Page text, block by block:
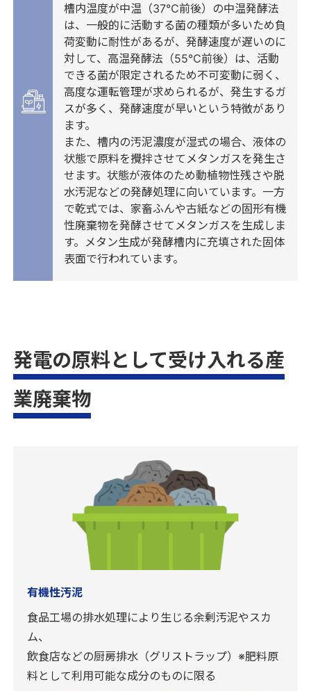
槽内温度が中温（37℃前後）の中温発酵法
は、一般的に活動する菌の種類が多いため負
荷変動に耐性があるが、発酵速度が遅いのに
対して、高温発酵法（55℃前後）は、活動
できる菌が限定されるため不可変動に弱く、
高度な運転管理が求められるが、発生するガ
スが多く、発酵速度が早いという特徴があり
ます。
また、槽内の汚泥濃度が湿式の場合、液体の
状態で原料を攪拌させてメタンガスを発生さ
せます。状態が液体のため動植物性残さや脱
水汚泥などの発酵処理に向いています。一方
で乾式では、家畜ふんや古紙などの固形有機
性廃棄物を発酵させてメタンガスを生成しま
す。メタン生成が発酵槽内に充填された固体
表面で行われています。
発電の原料として受け入れる産
業廃棄物
有機性汚泥
食品工場の排水処理により生じる余剰汚泥やスカ
ム、
飲食店などの厨房排水（グリストラップ）※肥料原
料として利用可能な成分のものに限る